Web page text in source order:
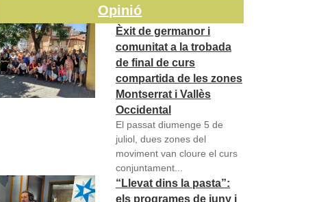
Opinió
Èxit de germanor i
comunitat a la trobada
de final de curs
compartida de les zones
Montserrat i Vallès
Occidental
El passat diumenge 5 de
juliol, dues zones del
moviment van cloure el curs
conjuntament...
“Llevat dins la pasta”:
els programes de juny i